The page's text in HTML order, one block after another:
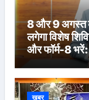
8 और 9 अगस्त
लगेगा विशेष
और फॉर्म-8 भरें:
खबर